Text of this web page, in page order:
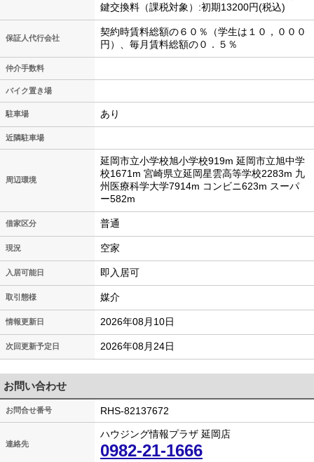
鍵交換料（課税対象）:初期13200円(税込)
保証人代行会社
契約時賃料総額の６０％（学生は１０，０００
円）、毎月賃料総額の０．５％
仲介手数料
バイク置き場
駐車場 あり
近隣駐車場
周辺環境
延岡市立小学校旭小学校919m 延岡市立旭中学
校1671m 宮崎県立延岡星雲高等学校2283m 九
州医療科学大学7914m コンビニ623m スーパ
ー582m
借家区分 普通
現況 空家
入居可能日 即入居可
取引態様 媒介
情報更新日 2026年08月10日
次回更新予定日 2026年08月24日
お問い合わせ
お問合せ番号 RHS-82137672
連絡先
ハウジング情報プラザ 延岡店
0982-21-1666